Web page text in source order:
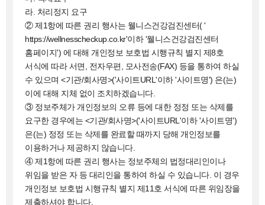
라. 처리정지 요구
② 제1항에 따른 권리 행사는 웰니스건강검진센터( '
https://wellnesscheckup.co.kr'이하 '웰니스건강검진센터
홈페이지') 에 대해 개인정보 보호법 시행규칙 별지 제8호
서식에 따라 서면, 전자우편, 모사전송(FAX) 등을 통하여 하실
수 있으며 <기관/회사명>('사이트URL'이하 '사이트명') 은(는)
이에 대해 지체 없이 조치하겠습니다.
③ 정보주체가 개인정보의 오류 등에 대한 정정 또는 삭제를
요구한 경우에는 <기관/회사명>('사이트URL'이하 '사이트명')
은(는) 정정 또는 삭제를 완료할 때까지 당해 개인정보를
이용하거나 제공하지 않습니다.
④ 제1항에 따른 권리 행사는 정보주체의 법정대리인이나
위임을 받은 자 등 대리인을 통하여 하실 수 있습니다. 이 경우
개인정보 보호법 시행규칙 별지 제11호 서식에 따른 위임장을
제출하셔야 합니다.